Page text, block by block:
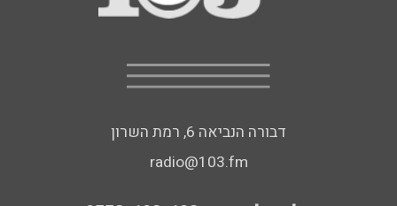
דבורה הנביאה 6, רמת השרון
radio@103.fm